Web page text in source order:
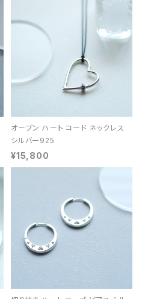
オープン ハート コード ネックレス
シルバー925
¥15,800